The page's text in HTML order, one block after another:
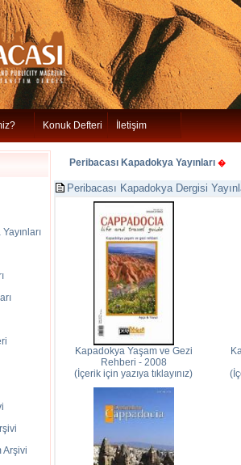
Konuk Defteri İletişim
Arşivi
Peribacası Kapadokya Yayınları �
Peribacası Kapadokya Dergisi
Kapadokya Yaşam ve Gezi
Rehberi - 2008
(İçerik için yazıya tıklayınız)